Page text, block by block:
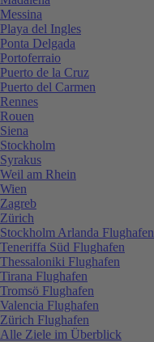
Messina
Playa del Ingles
Ponta Delgada
Portoferraio
Puerto de la Cruz
Puerto del Carmen
Rennes
Rouen
Siena
Stockholm
Syrakus
Weil am Rhein
Wien
Zagreb
Zürich
Stockholm Arlanda Flughafen
Teneriffa Süd Flughafen
Thessaloniki Flughafen
Tirana Flughafen
Tromsö Flughafen
Valencia Flughafen
Zürich Flughafen
Alle Ziele im Überblick